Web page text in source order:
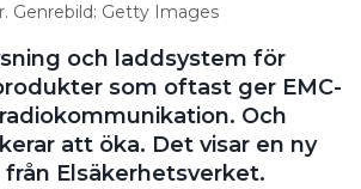
Genrebild: Getty Images
och laddsystem för
som oftast ger EMC-
Och
att öka. Det visar en ny
Elsäkerhetsverket.